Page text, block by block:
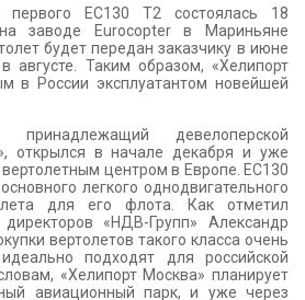
первого EC130 T2 состоялась 18
заводе Eurocopter в Мариньяне
будет передан заказчику в июне
августе. Таким образом, «Хелипорт
в России эксплуатантом новейшей
принадлежащий девелоперской
открылся в начале декабря и уже
центром в Европе. EC130
легкого однодвигательного
для его флота. Как отметил
«НДВ-Групп» Александр
вертолетов такого класса очень
подходят для российской
«Хелипорт Москва» планирует
авиационный парк, и уже через